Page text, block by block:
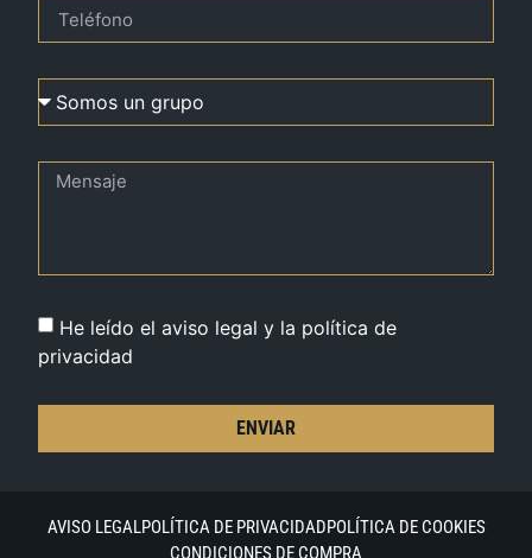
He leído el aviso legal y la política de
privacidad
ENVIAR
AVISO LEGALPOLÍTICA DE PRIVACIDADPOLÍTICA DE COOKIES
CONDICIONES DE COMPRA